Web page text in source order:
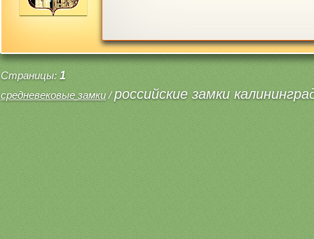
Страницы: 1
средневековые замки/российские замки